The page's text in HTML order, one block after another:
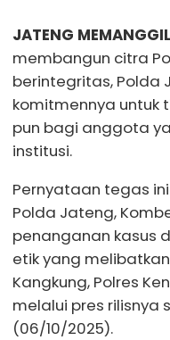
JATENG
membangun citra
berintegritas, Polda
komitmennya untuk
pun bagi anggota
institusi.
Pernyataan tegas
Polda Jateng,
penanganan kasus
etik yang
Kangkung, Polres
melalui pres rilisnya
(06/10/2025).